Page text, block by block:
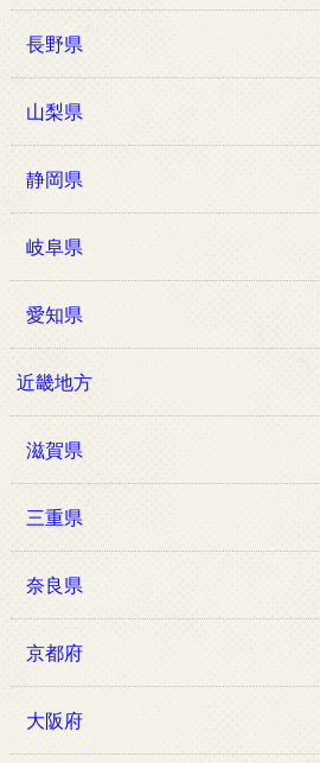
長野県
山梨県
静岡県
岐阜県
愛知県
近畿地方
滋賀県
三重県
奈良県
京都府
大阪府